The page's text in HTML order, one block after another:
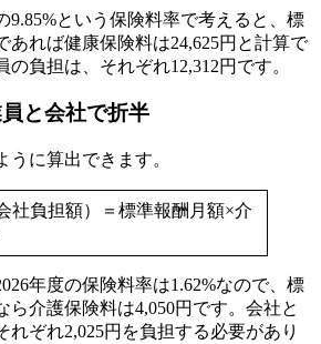
9.85%という保険料率で考えると、標
あれば健康保険料は24,625円と計算で
負担は、それぞれ12,312円です。
員と会社で折半
に算出できます。
社負担額）＝標準報酬月額×介
年度の保険料率は1.62%なので、標
ら介護保険料は4,050円です。会社と
れぞれ2,025円を負担する必要があり